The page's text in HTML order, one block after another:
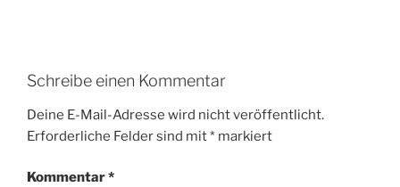
Schreibe einen Kommentar
Deine E-Mail-Adresse wird nicht veröffentlicht.
Erforderliche Felder sind mit* markiert
Kommentar*